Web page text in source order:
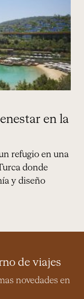
en la
refugio en una
donde
y diseño
de viajes
novedades en